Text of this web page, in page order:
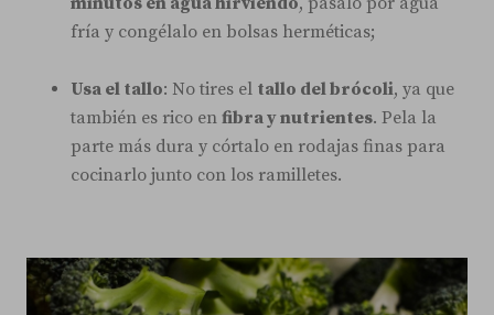
fría y congélalo en bolsas herméticas;
Usa el tallo: No tires el tallo del brócoli, ya que
también es rico en fibra y nutrientes. Pela la
parte más dura y córtalo en rodajas finas para
cocinarlo junto con los ramilletes.